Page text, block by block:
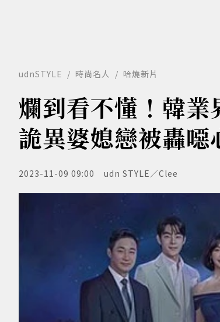
udnSTYLE 時尚名人 哈燒新片
爛到看不懂！韓
詭異婆媳戀被轟
2023-11-09 09:00 udn STYLE／Clee